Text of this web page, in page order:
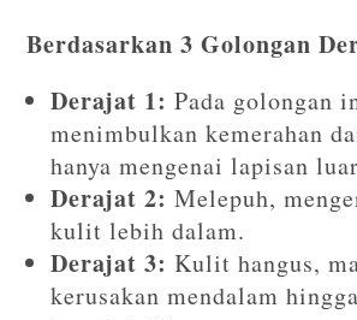
Berdasarkan 3 Golongan
Derajat 1: Pada golongan
menimbulkan kemerahan
hanya mengenai lapisan
Derajat 2: Melepuh,
kulit lebih dalam.
Derajat 3: Kulit hangus,
kerusakan mendalam